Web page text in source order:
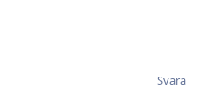
Svara